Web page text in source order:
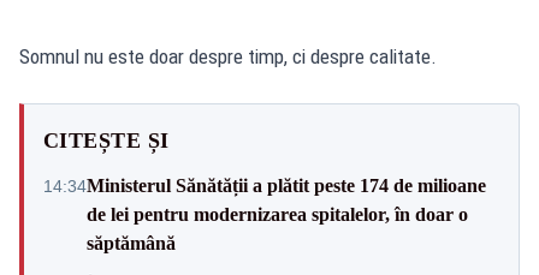
Somnul nu este doar despre timp, ci despre calitate.
CITEȘTE ȘI
14:34Ministerul Sănătății a plătit peste 174 de milioane
de lei pentru modernizarea spitalelor, în doar o
săptămână